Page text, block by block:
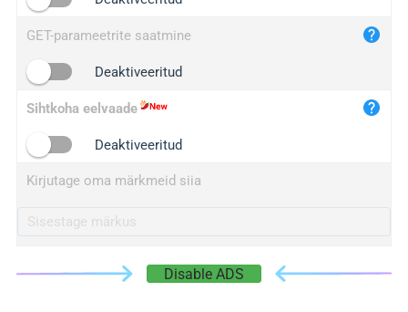
GET-parameetrite saatmine
Deaktiveeritud
Sihtkoha eelvaade
Deaktiveeritud
Kirjutage oma märkmeid siia
Disable ADS